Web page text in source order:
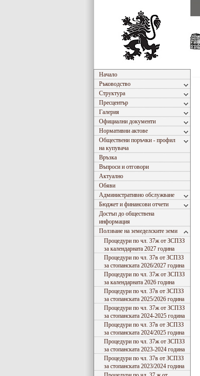
Начало
Ръководство
Структура
Пресцентър
Галерия
Официални документи
Нормативни актове
Обществени поръчки - профил
на купувача
Връзка
Въпроси и отговори
Актуално
Обяви
Административно обслужване
Бюджет и финансови отчети
Достъп до обществена
информация
Ползване на земеделските земи
Процедури по чл. 37ж от ЗСПЗЗ
за календарната 2027 година
Процедури по чл. 37в от ЗСПЗЗ
за стопанската 2026/2027 година
Процедури по чл. 37ж от ЗСПЗЗ
за календарната 2026 година
Процедури по чл. 37в от ЗСПЗЗ
за стопанската 2025/2026 година
Процедури по чл. 37ж от ЗСПЗЗ
за стопанската 2024-2025 година
Процедури по чл. 37в от ЗСПЗЗ
за стопанската 2024/2025 година
Процедури по чл. 37ж от ЗСПЗЗ
за стопанската 2023-2024 година
Процедури по чл. 37в от ЗСПЗЗ
за стопанската 2023/2024 година